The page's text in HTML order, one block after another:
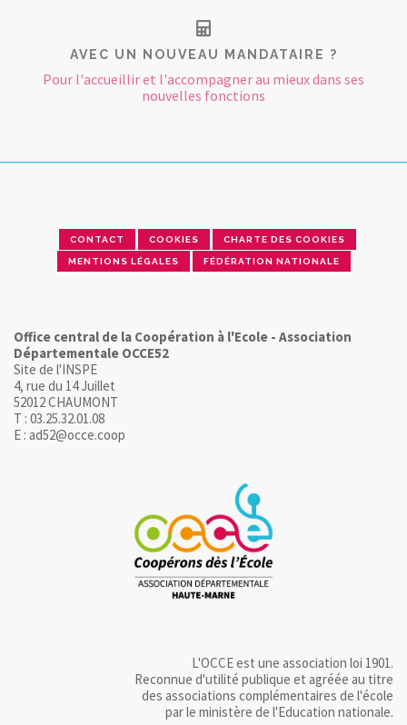
AVEC UN NOUVEAU MANDATAIRE ?
Pour l'accueillir et l'accompagner au mieux dans ses
nouvelles fonctions
CONTACT COOKIES CHARTE DES COOKIES
MENTIONS LÉGALES FÉDÉRATION NATIONALE
Office central de la Coopération à l'Ecole - Association
Départementale OCCE52
Site de l'INSPE
4, rue du 14 Juillet
52012 CHAUMONT
T : 03.25.32.01.08
E : ad52@occe.coop
L'OCCE est une association loi 1901.
Reconnue d'utilité publique et agréée au titre
des associations complémentaires de l'école
par le ministère de l'Education nationale.